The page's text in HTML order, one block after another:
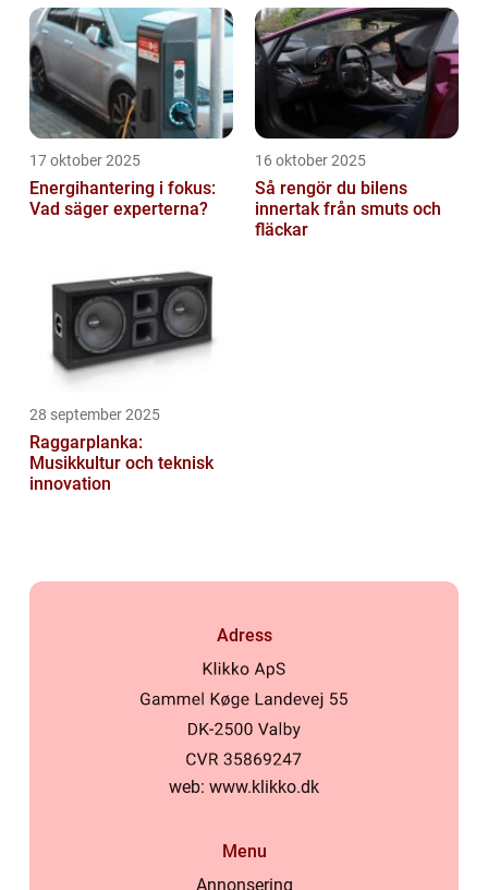
17 oktober 2025
Energihantering i fokus:
Vad säger experterna?
16 oktober 2025
Så rengör du bilens
innertak från smuts och
fläckar
28 september 2025
Raggarplanka:
Musikkultur och teknisk
innovation
Adress
web: www.klikko.dk
Menu
Annonsering